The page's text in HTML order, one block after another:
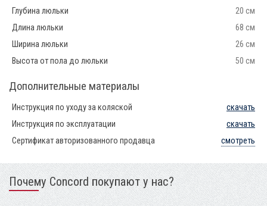
Глубина люльки
20 см
Длина люльки
68 см
Ширина люльки
26 см
Высота от пола до люльки
50 см
Дополнительные материалы
Инструкция по уходу за коляской
скачать
Инструкция по эксплуатации
скачать
Сертификат авторизованного продавца
смотреть
Почему Concord покупают у нас?